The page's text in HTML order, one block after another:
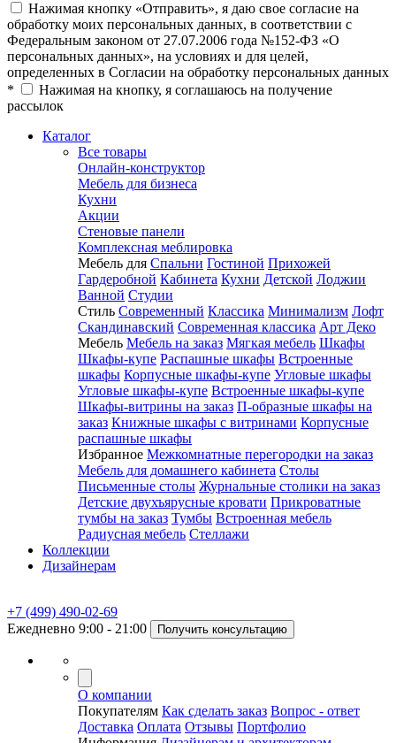
Нажимая кнопку «Отправить», я даю свое согласие на
обработку моих персональных данных, в соответствии с
Федеральным законом от 27.07.2006 года №152-ФЗ «О
персональных данных», на условиях и для целей,
определенных в Согласии на обработку персональных данных
*
Нажимая на кнопку, я соглашаюсь на получение
рассылок
Каталог
Все товары
Онлайн-конструктор
Мебель для бизнеса
Кухни
Акции
Стеновые панели
Комплексная меблировка
Мебель для Спальни Гостиной Прихожей
Гардеробной Кабинета Кухни Детской Лоджии
Ванной Студии
Стиль Современный Классика Минимализм Лофт
Скандинавский Современная классика Арт Деко
Мебель Мебель на заказ Мягкая мебель Шкафы
Шкафы-купе Распашные шкафы Встроенные
шкафы Корпусные шкафы-купе Угловые шкафы
Угловые шкафы-купе Встроенные шкафы-купе
Шкафы-витрины на заказ П-образные шкафы на
заказ Книжные шкафы с витринами Корпусные
распашные шкафы
Избранное Межкомнатные перегородки на заказ
Мебель для домашнего кабинета Столы
Письменные столы Журнальные столики на заказ
Детские двухъярусные кровати Прикроватные
тумбы на заказ Тумбы Встроенная мебель
Радиусная мебель Стеллажи
Коллекции
Дизайнерам
+7 (499) 490-02-69
Ежедневно 9:00 - 21:00
Получить консультацию
О компании
Покупателям Как сделать заказ Вопрос - ответ
Доставка Оплата Отзывы Портфолио